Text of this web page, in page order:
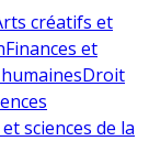
créatifs et
Finances et
Droit
sciences de la